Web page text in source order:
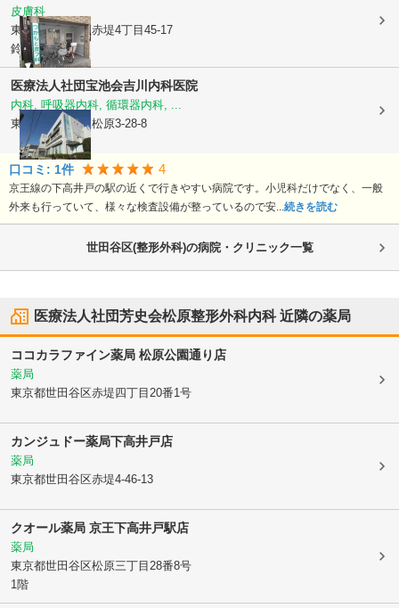
皮膚科
東京都世田谷区赤堤4丁目45-17
鈴木ビル1階
医療法人社団宝池会吉川内科医院
内科, 呼吸器内科, 循環器内科, ...
東京都世田谷区 松原3-28-8
口コミ: 1件 4
京王線の下高井戸の駅の近くで行きやすい病院です。小児科だけでなく、一般
外来も行っていて、様々な検査設備が整っているので安... 続きを読む
世田谷区(整形外科)の病院・クリニック一覧
医療法人社団芳史会松原整形外科内科近隣の薬局
ココカラファイン薬局 松原公園通り店
薬局
東京都世田谷区赤堤四丁目20番1号
カンジュドー薬局下高井戸店
薬局
東京都世田谷区赤堤4-46-13
クオール薬局 京王下高井戸駅店
薬局
東京都世田谷区松原三丁目28番8号
1階